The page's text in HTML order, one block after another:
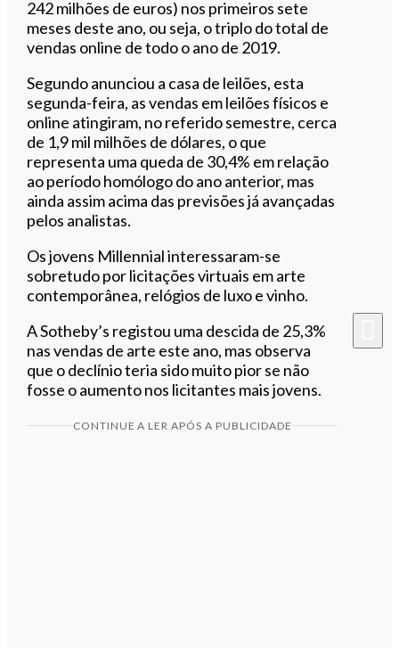
242 milhões de euros) nos primeiros sete
meses deste ano, ou seja, o triplo do total de
vendas online de todo o ano de 2019.
Segundo anunciou a casa de leilões, esta
segunda-feira, as vendas em leilões físicos e
online atingiram, no referido semestre, cerca
de 1,9 mil milhões de dólares, o que
representa uma queda de 30,4% em relação
ao período homólogo do ano anterior, mas
ainda assim acima das previsões já avançadas
pelos analistas.
Os jovens Millennial interessaram-se
sobretudo por licitações virtuais em arte
contemporânea, relógios de luxo e vinho.
A Sotheby’s registou uma descida de 25,3%
nas vendas de arte este ano, mas observa
que o declínio teria sido muito pior se não
fosse o aumento nos licitantes mais jovens.
CONTINUE A LER APÓS A PUBLICIDADE